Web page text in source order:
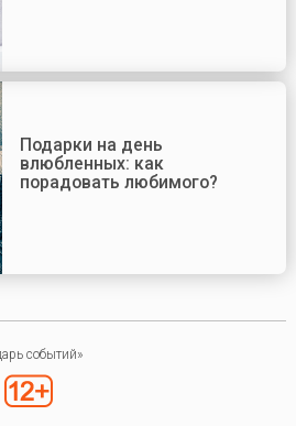
Подарки на день
влюбленных: как
порадовать любимого?
событий»